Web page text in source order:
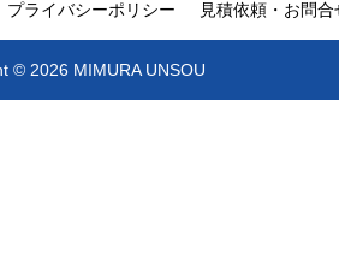
プライバシーポリシー 見積依頼・お問合
© 2026 MIMURA UNSOU